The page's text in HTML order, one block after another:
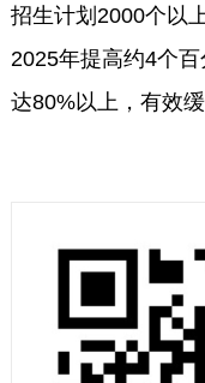
招生计划2000个以
2025年提高约4个
达80%以上，有效